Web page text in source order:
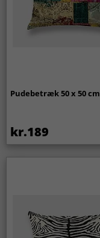
Pudebetræk 50 x 50 cm
kr.189